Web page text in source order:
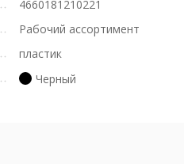
4660181210221
Рабочий ассортимент
пластик
Черный